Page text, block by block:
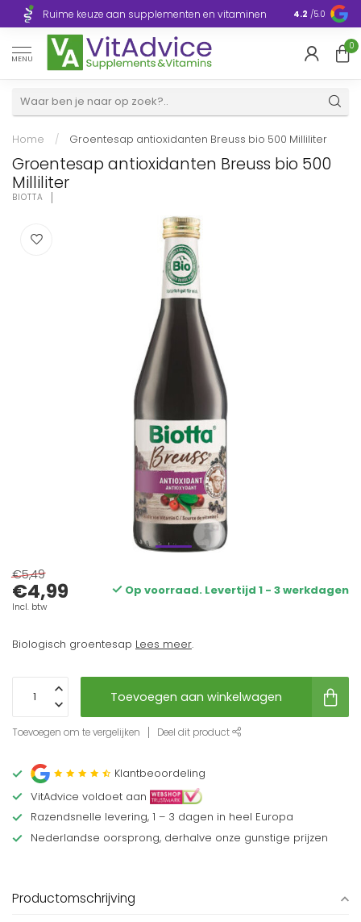
Ruime keuze aan supplementen en vitaminen Europa
4.2 /5.0
MENU
0
Home / Groentesap antioxidanten Breuss bio 500 Milliliter
Groentesap antioxidanten Breuss bio 500
Milliliter
BIOTTA
€5,49
€4,99
Incl. btw
Op voorraad. Levertijd 1 - 3 werkdagen
Biologisch groentesap Lees meer.
Toevoegen aan winkelwagen
Toevoegen om te vergelijken Deel dit product
Klantbeoordeling
VitAdvice voldoet aan
Razendsnelle levering, 1 – 3 dagen in heel Europa
Nederlandse oorsprong, derhalve onze gunstige prijzen
Productomschrijving